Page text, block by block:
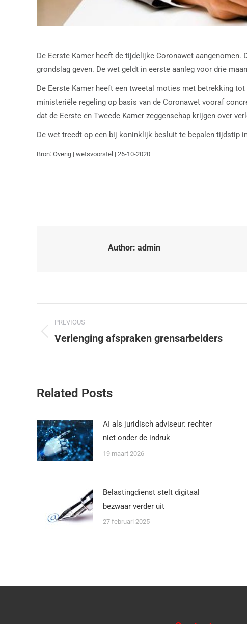
De Eerste Kamer heeft de tijdelijke Coronawet
grondslag geven. De wet geldt in eerste aanleg voor drie
De Eerste Kamer heeft een tweetal moties met betrekking
ministeriële regeling op basis van de Coronawet vooraf
dat de Eerste en Tweede Kamer zeggenschap krijgen over
De wet treedt op een bij koninklijk besluit te bepalen tijdstip
Bron: Overig | wetsvoorstel | 26-10-2020
Author: admin
PREVIOUS
Verlenging afspraken grensarbeiders
Related Posts
AI als juridisch adviseur: rechter
niet onder de indruk
19 maart 2026
Belastingdienst stelt digitaal
bezwaar verder uit
27 februari 2025